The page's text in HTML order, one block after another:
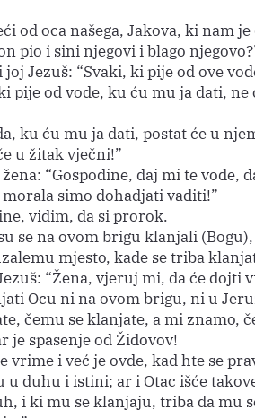
od oca našega, Jakova, ki nam
pio i sini njegovi i blago
joj Jezuš: “Svaki, ki pije od ove
pije od vode, ku ću mu ja dati, ne
ku ću mu ja dati, postat će u
u žitak vječni!”
“Gospodine, daj mi te vode,
simo dohadjati vaditi!”
vidim, da si prorok.
se na ovom brigu klanjali
mjesto, kade se triba
“Žena, vjeruj mi, da će dojti
Ocu ni na ovom brigu, ni u
čemu se klanjate, a mi znamo,
je spasenje od Židovov!
vrime i već je ovde, kad hte se
u duhu i istini; ar i Otac išće
i ki mu se klanjaju, triba da mu